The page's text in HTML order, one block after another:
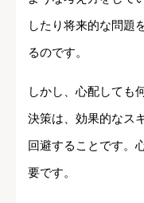
したり将来的な問題
るのです。
しかし、心配しても
決策は、効果的なス
回避することです。
要です。